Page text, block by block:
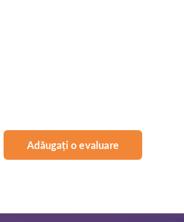
Adăugați o evaluare